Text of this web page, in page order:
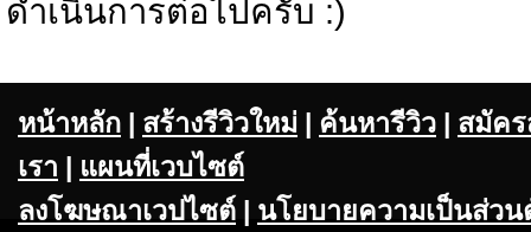
ดำเนินการต่อไปครับ :)
หน้าหลัก | สร้างรีวิวใหม่ | ค้นหารีวิว | สมัค
เรา | แผนที่เวบไซต์
ลงโฆษณาเวปไซต์ | นโยบายความเป็นส่วน